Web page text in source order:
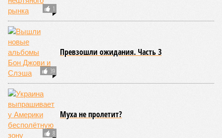
1
39
Превзошли ожидания. Часть 3
8
Муха не пролетит?